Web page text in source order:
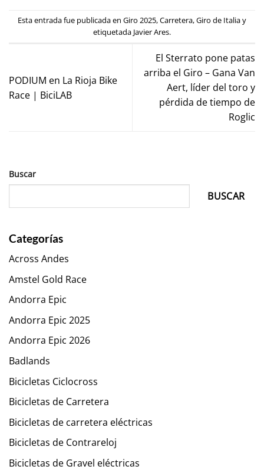
Esta entrada fue publicada en Giro 2025,Carretera,Giro de Italiay
etiquetada Javier Ares.
PODIUM en La Rioja Bike
Race | BiciLAB
El Sterrato pone patas
arriba el Giro – Gana Van
Aert, líder del toro y
pérdida de tiempo de
Roglic
Buscar
BUSCAR
Categorías
Across Andes
Amstel Gold Race
Andorra Epic
Andorra Epic 2025
Andorra Epic 2026
Badlands
Bicicletas Ciclocross
Bicicletas de Carretera
Bicicletas de carretera eléctricas
Bicicletas de Contrareloj
Bicicletas de Gravel eléctricas